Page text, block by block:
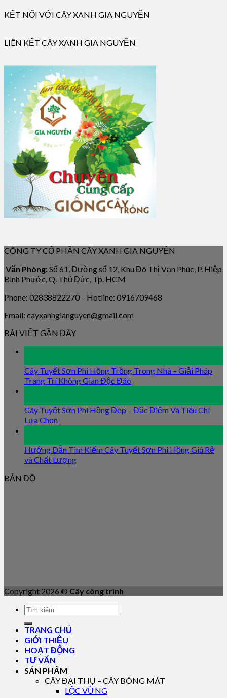
KẾT NỐI VỚI CÂY XANH GIA NGUYỄN
LIÊN KẾT CÂY XANH GIA NGUYỄN
CÔNG TY CỔ PHẦN CÂY XANH GIA NGUYỄN
Văn Phòng: Số 61, Đường số 12, Khu Đô Thị Vạn Phúc, P. Hiệp
Bình Phước, Q. Thủ Đức, Tp. HCM
Phone: 02838822270 – Hotline: 0916709468
Email: cayxanhgianguyen@gmail.com
BÀI VIẾT GẦN ĐÂY
Cây Tuyết Sơn Phi Hồng Trồng Trong Nhà – Giải Pháp
Trang Trí Không Gian Độc Đáo
Cây Tuyết Sơn Phi Hồng Đẹp – Đặc Điểm Và Tiêu Chí
Lựa Chọn
Hướng Dẫn Tìm Kiếm Cây Tuyết Sơn Phi Hồng Giá Rẻ
và Chất Lượng
BẢN ĐỒ
Copyright 2026 © Cây công trình
TRANG CHỦ
GIỚI THIỆU
HOẠT ĐỘNG
TƯ VẤN
SẢN PHẨM
CÂY ĐẠI THỤ – CÂY BÓNG MÁT
LỘC VỪNG